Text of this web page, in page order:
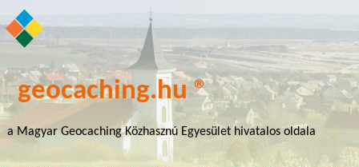
geocaching.hu ®
a Magyar Geocaching Közhasznú Egyesület hivatalos oldala